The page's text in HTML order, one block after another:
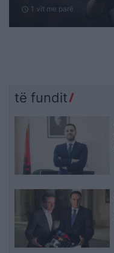
schedule 1 vit me parë
të fundit